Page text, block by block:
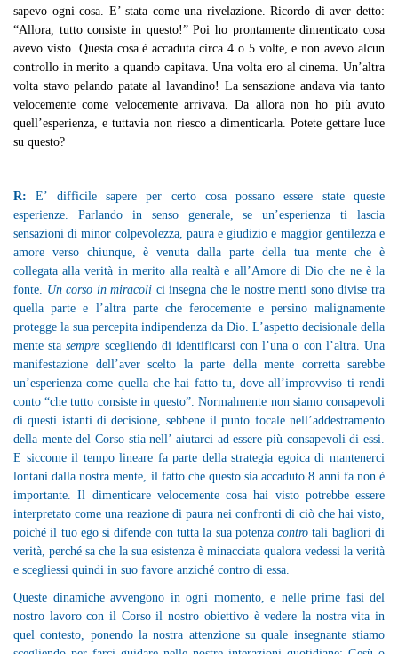
sapevo ogni cosa. E’ stata come una rivelazione. Ricordo di aver detto:
“Allora, tutto consiste in questo!” Poi ho prontamente dimenticato cosa
avevo visto. Questa cosa è accaduta circa 4 o 5 volte, e non avevo alcun
controllo in merito a quando capitava. Una volta ero al cinema. Un’altra
volta stavo pelando patate al lavandino! La sensazione andava via tanto
velocemente come velocemente arrivava. Da allora non ho più avuto
quell’esperienza, e tuttavia non riesco a dimenticarla. Potete gettare luce
su questo?
R: E’ difficile sapere per certo cosa possano essere state queste
esperienze. Parlando in senso generale, se un’esperienza ti lascia
sensazioni di minor colpevolezza, paura e giudizio e maggior gentilezza e
amore verso chiunque, è venuta dalla parte della tua mente che è
collegata alla verità in merito alla realtà e all’Amore di Dio che ne è la
fonte. Un corso in miracoli ci insegna che le nostre menti sono divise tra
quella parte e l’altra parte che ferocemente e persino malignamente
protegge la sua percepita indipendenza da Dio. L’aspetto decisionale della
mente stasempre scegliendo di identificarsi con l’una o con l’altra. Una
manifestazione dell’aver scelto la parte della mente corretta sarebbe
un’esperienza come quella che hai fatto tu, dove all’improvviso ti rendi
conto “che tutto consiste in questo”. Normalmente non siamo consapevoli
di questi istanti di decisione, sebbene il punto focale nell’addestramento
della mente del Corso stia nell’ aiutarci ad essere più consapevoli di essi.
E siccome il tempo lineare fa parte della strategia egoica di mantenerci
lontani dalla nostra mente, il fatto che questo sia accaduto 8 anni fa non è
importante. Il dimenticare velocemente cosa hai visto potrebbe essere
interpretato come una reazione di paura nei confronti di ciò che hai visto,
poiché il tuo ego si difende con tutta la sua potenzacontro tali bagliori di
verità, perché sa che la sua esistenza è minacciata qualora vedessi la verità
e scegliessi quindi in suo favore anziché contro di essa.
Queste dinamiche avvengono in ogni momento, e nelle prime fasi del
nostro lavoro con il Corso il nostro obiettivo è vedere la nostra vita in
quel contesto, ponendo la nostra attenzione su quale insegnante stiamo